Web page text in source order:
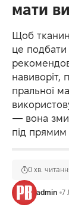
мати
Щоб
це подбати
навиворіт,
пральної
— вона
під
admin 7
0 хв.